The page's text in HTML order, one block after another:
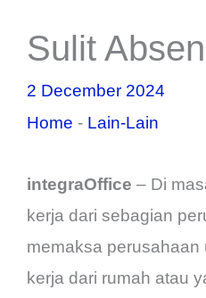
Sulit
2 December 2024
Home - Lain-Lain
integraOffice – Di
kerja dari sebagian
memaksa
kerja dari rumah atau